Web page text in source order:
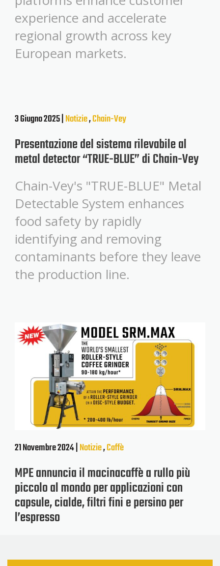
experience and accelerate
regional growth across key
European markets.
3 Giugno 2025 |Notizie,Chain-Vey
Presentazione del sistema rilevabile al
metal detector “TRUE-BLUE” di Chain-Vey
Chain-Vey's "TRUE-BLUE" Metal
Detectable System enhances
food safety by rapidly
identifying and removing
contaminants before they leave
the production line.
21 Novembre 2024 |Notizie,Caffè
MPE annuncia il macinacaffè a rullo più
piccolo al mondo per applicazioni con
capsule, cialde, filtri fini e persino per
l’espresso